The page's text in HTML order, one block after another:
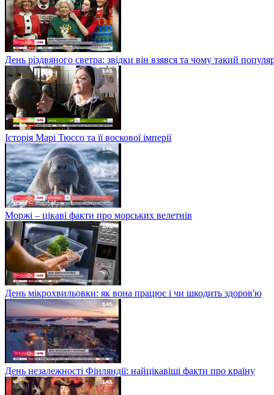
День різдвяного светра: звідки він взявся та чому такий
Історія Марі Тюссо та її воскової імперії
Моржі – цікаві факти про морських велетнів
День мікрохвильовки: як вона працює і чи шкодить здоров'ю
День незалежності Фінляндії: найцікавіші факти про країну